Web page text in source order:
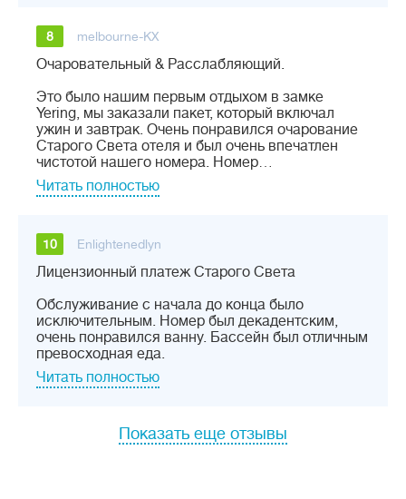
8 melbourne-KX
Очаровательный & Расслабляющий.
Это было нашим первым отдыхом в замке
Yering, мы заказали пакет, который включал
ужин и завтрак. Очень понравился очарование
Старого Света отеля и был очень впечатлен
чистотой нашего номера. Номер…
Читать полностью
10 Enlightenedlyn
Лицензионный платеж Старого Света
Обслуживание с начала до конца было
исключительным. Номер был декадентским,
очень понравился ванну. Бассейн был отличным
превосходная еда.
Читать полностью
Показать еще отзывы